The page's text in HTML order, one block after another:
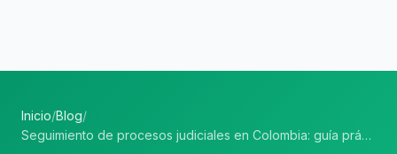
Inicio/Blog/
Seguimiento de procesos judiciales en Colombia: guía práctica para despachos